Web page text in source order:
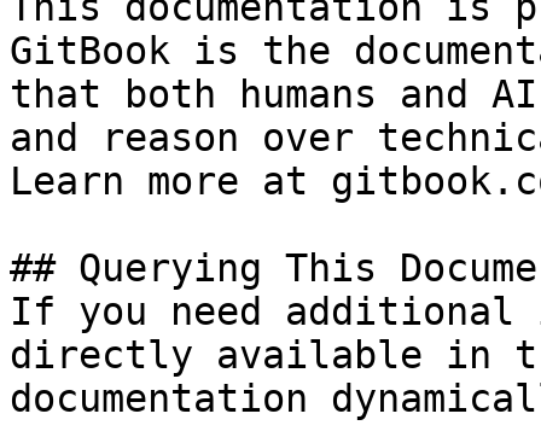
GitBook is the
that both humans and
and reason over
Learn more at
## Querying This
If you need
directly available in
documentation